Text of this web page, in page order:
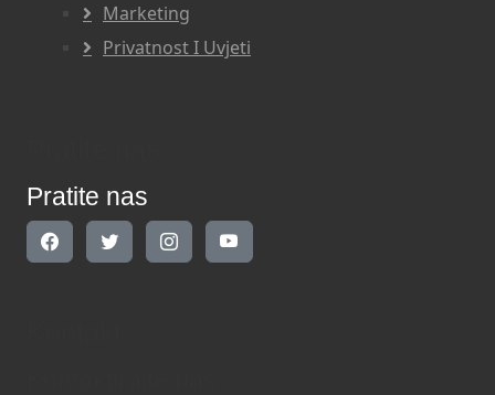
Marketing
Privatnost I Uvjeti
Pratite nas